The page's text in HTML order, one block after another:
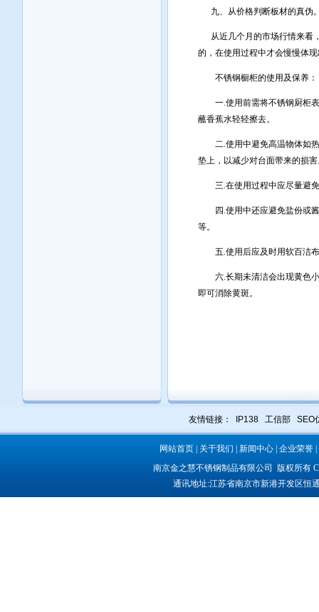
九、从价格判断板材的真伪
从近几个月的市场行情来看
的，在使用过程中才会慢慢体
不锈钢橱柜的使用及保养：
一.使用前需将不锈钢厨柜表
蘸香蕉水轻轻擦去。
二.使用中避免高温物体如热
垫上，以减少对台面带来的损害
三.在使用过程中应尽量避免
四.使用中还应避免盐份或酱
等。
五.使用后应及时用软百洁布
六.长期未清洁会出现黄色小
即可消除黄斑。
友情链接： IP138 工信部 SEO
网站首页 关于我们 新闻中心 企业荣誉
南京金之慧不锈钢制品有限公司
版权所有
通讯地址:江苏省南京市新港开发区恒